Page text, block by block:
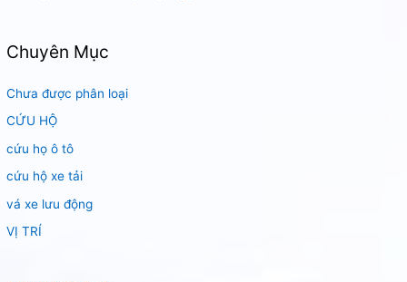
Chuyên Mục
Chưa được phân loại
CỨU HỘ
cứu họ ô tô
cứu hộ xe tải
vá xe lưu động
VỊ TRÍ